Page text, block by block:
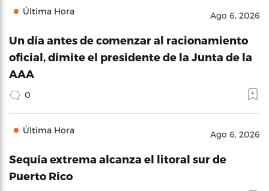
Última Hora Ago 6, 2026
Un día antes de comenzar al racionamiento
oficial, dimite el presidente de la Junta de la
AAA
0
Última Hora Ago 6, 2026
Sequía extrema alcanza el litoral sur de
Puerto Rico